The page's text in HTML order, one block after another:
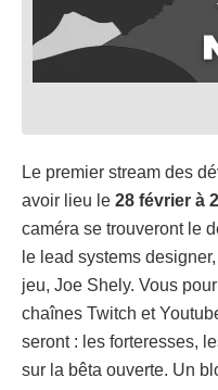
Le premier stream des
avoir lieu le 28 février à
caméra se trouveront le
le lead systems
jeu, Joe Shely. Vous
chaînes Twitch et
seront : les forteresses,
sur la bêta ouverte. Un